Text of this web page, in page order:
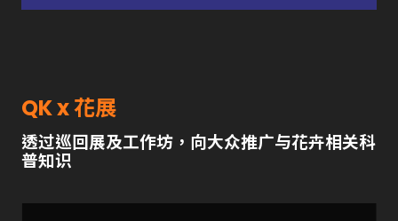
QK x 花展
透过巡回展及工作坊，向大众推广与花卉相关科
普知识